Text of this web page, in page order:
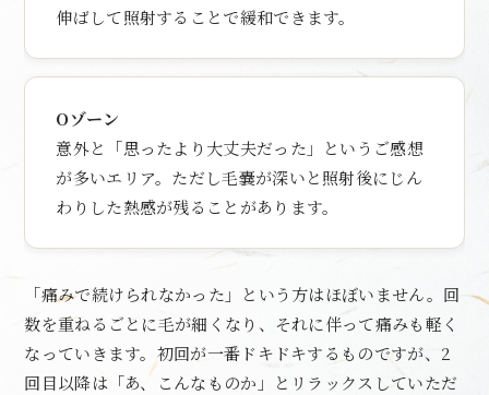
伸ばして照射することで緩和できます。
Oゾーン
意外と「思ったより大丈夫だった」というご感想
が多いエリア。ただし毛嚢が深いと照射後にじん
わりした熱感が残ることがあります。
「痛みで続けられなかった」という方はほぼいません。回
数を重ねるごとに毛が細くなり、それに伴って痛みも軽く
なっていきます。初回が一番ドキドキするものですが、2
回目以降は「あ、こんなものか」とリラックスしていただ